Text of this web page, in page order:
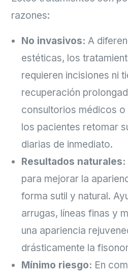
razones:
No invasivos: A
estéticas, los
requieren incisiones ni
recuperación
consultorios médicos o
los pacientes retomar
diarias de inmediato.
Resultados naturales:
para mejorar la
forma sutil y natural.
arrugas, líneas finas y
una apariencia
drásticamente la
Mínimo riesgo: En